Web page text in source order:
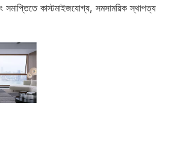
কাস্টমাইজযোগ্য, সমসাময়িক স্থাপত্য